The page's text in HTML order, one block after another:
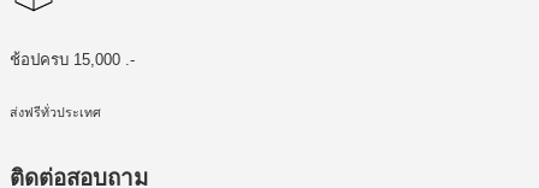
ช้อปครบ 15,000 .-
ส่งฟรีทั่วประเทศ
ติดต่อสอบถาม